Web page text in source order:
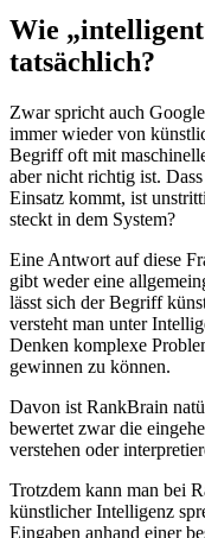
Wie
tatsächlich?
Zwar spricht auch
immer wieder von
Begriff oft mit
aber nicht richtig ist.
Einsatz kommt, ist
steckt in dem System?
Eine Antwort auf diese
gibt weder eine
lässt sich der Begriff
versteht man unter
Denken komplexe
gewinnen zu können.
Davon ist RankBrain
bewertet zwar die
verstehen oder
Trotzdem kann man bei
künstlicher Intelligenz
Eingaben anhand einer